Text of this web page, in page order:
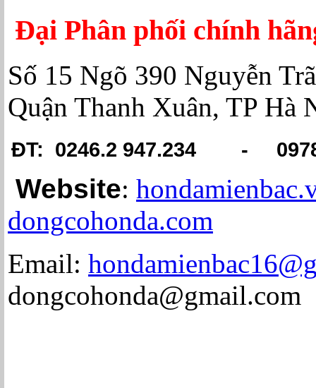
Đại Phân phối chính
Số 15 Ngõ 390 Nguyễn
Quận Thanh Xuân, TP Hà
ĐT: 0246.2 947.234 -
Website:
dongcohonda.com
Email:
dongcohonda@gmail.com